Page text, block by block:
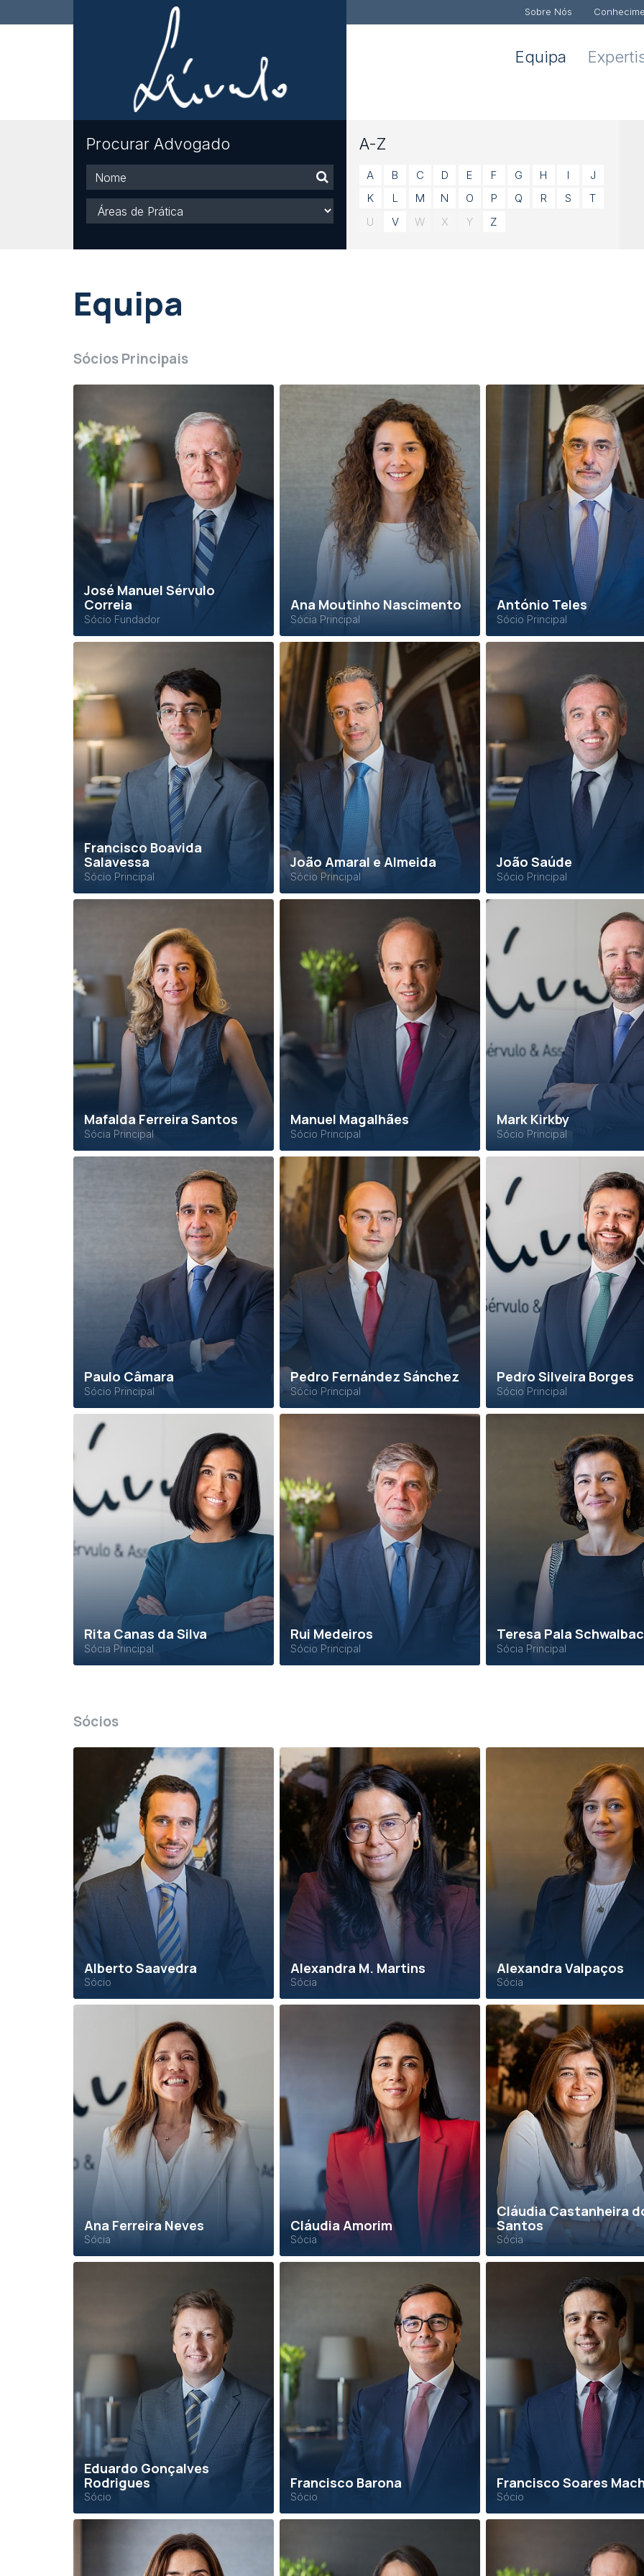
Sobre Nós
Equipa
Procurar Advogado
Nome
Áreas
de
A-Z
A B C D E F G H I
J
K
L M N O P Q R S
T
U
V W X Y Z
Equipa
Sócios Principais
José Manuel Sérvulo
Correia
Sócio Fundador
Ana Moutinho Nascimento
Sócia Principal
António Teles
Sócio Principal
Francisco Boavida
Salavessa
Sócio Principal
João Amaral e Almeida
Sócio Principal
João Saúde
Sócio Principal
Mafalda Ferreira Santos
Sócia Principal
Manuel Magalhães
Sócio Principal
Mark Kirkby
Sócio Principal
Paulo Câmara
Sócio Principal
Pedro Fernández Sánchez
Sócio Principal
Pedro Silveira Borges
Sócio Principal
Rita Canas da Silva
Sócia Principal
Rui Medeiros
Sócio Principal
Teresa Pala
Sócia Principal
Sócios
Alberto Saavedra
Sócio
Alexandra M. Martins
Sócia
Alexandra Valpaços
Sócia
Ana Ferreira Neves
Sócia
Cláudia Amorim
Sócia
Cláudia Castanheira
Santos
Sócia
Eduardo Gonçalves
Rodrigues
Sócio
Francisco Barona
Sócio
Francisco Soares
Sócio